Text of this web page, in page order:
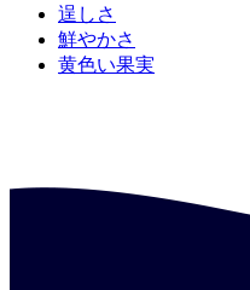
逞しさ
鮮やかさ
黄色い果実